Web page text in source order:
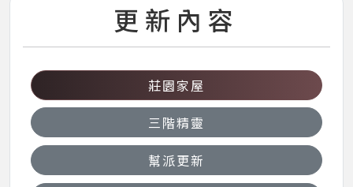
更新內容
莊園家屋
三階精靈
幫派更新